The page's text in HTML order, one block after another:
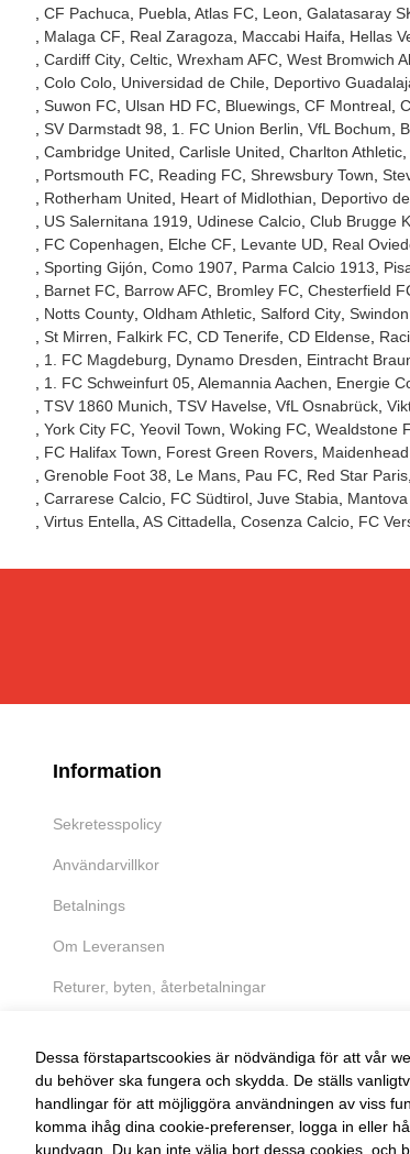
CF Pachuca
Puebla Atlas FC Leon Galatasaray
Malaga CF
Real Zaragoza Maccabi Haifa Hellas
Cardiff City Celtic Wrexham AFC West Bromwich
Colo Colo Universidad de Chile Deportivo
Suwon FC Ulsan HD FC Bluewings CF Montreal
SV Darmstadt 98
1. FC Union Berlin VfL Bochum
Cambridge United Carlisle United Charlton Athletic
Portsmouth FC Reading FC Shrewsbury Town
Rotherham United
Heart of Midlothian Deportivo
US Salernitana 1919
Udinese Calcio Club Brugge
FC Copenhagen
Elche CF Levante UD Real
Sporting Gijón Como 1907 Parma Calcio 1913
Barnet FC Barrow AFC Bromley FC Chesterfield
Notts County Oldham Athletic Salford City
St Mirren
Falkirk FC CD Tenerife CD Eldense
1. FC Magdeburg
Dynamo Dresden Eintracht
1. FC Schweinfurt 05 Alemannia Aachen Energie
TSV 1860 Munich TSV Havelse VfL Osnabrück
York City FC Yeovil Town Woking FC Wealdstone
FC Halifax Town
Forest Green Rovers
Grenoble Foot 38
Le Mans Pau FC Red Star Paris
Carrarese Calcio FC Südtirol Juve Stabia Mantova
Virtus Entella AS Cittadella Cosenza Calcio FC
Information
Sekretesspolicy
Användarvillkor
Betalnings
Om Leveransen
Returer, byten, återbetalningar
FRI RETUR
Enkel retur
Dessa förstapartscookies är nödvändiga för att vår
du behöver ska fungera och skydda. De ställs
handlingar för att möjliggöra användningen av viss
komma ihåg dina cookie-preferenser, logga in eller
kundvagn. Du kan inte välja bort dessa cookies, och